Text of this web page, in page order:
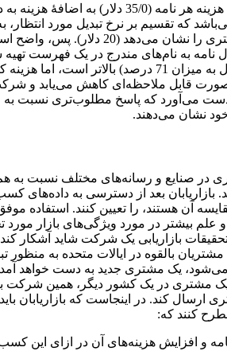
عدد 60/0، حاصل جمع هزینه هر نامه (35/0 دلار) به اضافۀ
هر نام (25/0) می‌باشد که تقسیم بر نرخ تبدیل مورد انتظار،
هزینه اکتساب یک مشتری را نشان می‌دهد (20 دلار). پس،
نامه به نام‌های مندرج در یک فهرست
از کارگزار (در این مثال به میزان 71 درصد) بالاتر است، اما
صورت قابل ملاحظه‌ای کاهش می‌یابد و
می‌آورد که پاسخ مطلوب‌تری نسبت به
نشان می‌دهند.
در صنایع و رسانه‌های مختلف نسبت به
بازاریابان بعد از دسترسی به داده‌های
آن هستند، را تعیین کنند. استفاده
علم بیشتر در مورد ویژگی‌های بازار مورد
بازاریابی یک شرکت شاید آشکار
بالقوه در ایالات متحده به منظور
یک مشتری جدید به دست خواهد آمد.
مشتری در یک کشور دیگر، همین شرکت
ارسال کند. در اینجاست که بازاریابان باید
کنند که:
و افزایش هزینه‌های آن در ازای این